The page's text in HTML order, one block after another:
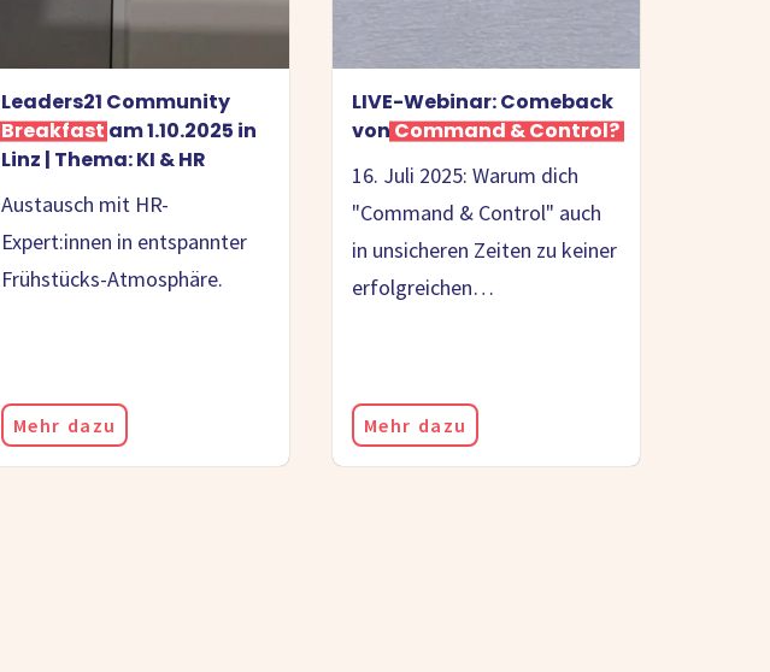
Leaders21 Community
Breakfastam 1.10.2025 in
Linz | Thema: KI & HR
Austausch mit HR-
Expert:innen in entspannter
Frühstücks-Atmosphäre.
Mehr dazu
LIVE-Webinar: Comeback
vonCommand & Control?
16. Juli 2025: Warum dich
"Command & Control" auch
in unsicheren Zeiten zu keiner
erfolgreichen…
Mehr dazu